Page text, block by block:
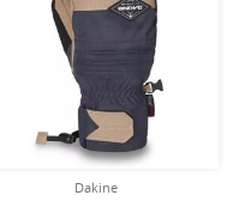
Dakine